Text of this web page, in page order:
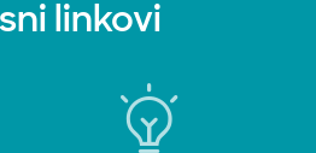
linkovi